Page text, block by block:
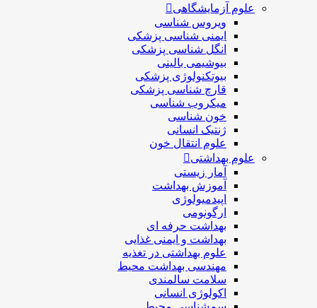
علوم آزمایشگاهی
ویروس شناسی
ایمنی شناسی پزشكی
انگل شناسی پزشکی
بیوشیمی بالینی
بیوتکنولوژی پزشکی
قارچ شناسی پزشکی
ميكروب شناسی
خون شناسی
ژنتیک انسانی
علوم انتقال خون
علوم بهداشتی
آمار زیستی
آموزش بهداشت
اپیدمیولوژی
ارگونومی
بهداشت حرفه ای
بهداشت و ایمنی غذایی
علوم بهداشتی در تغذیه
مهندسی بهداشت محيط
سلامت سالمندی
اکولوژی انسانی